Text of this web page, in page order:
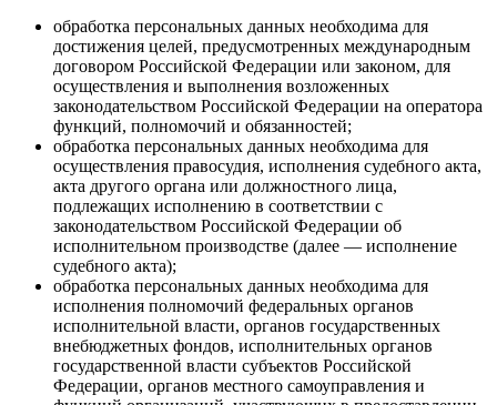
обработка персональных данных необходима для
достижения целей, предусмотренных международным
договором Российской Федерации или законом, для
осуществления и выполнения возложенных
законодательством Российской Федерации на оператора
функций, полномочий и обязанностей;
обработка персональных данных необходима для
осуществления правосудия, исполнения судебного акта,
акта другого органа или должностного лица,
подлежащих исполнению в соответствии с
законодательством Российской Федерации об
исполнительном производстве (далее — исполнение
судебного акта);
обработка персональных данных необходима для
исполнения полномочий федеральных органов
исполнительной власти, органов государственных
внебюджетных фондов, исполнительных органов
государственной власти субъектов Российской
Федерации, органов местного самоуправления и